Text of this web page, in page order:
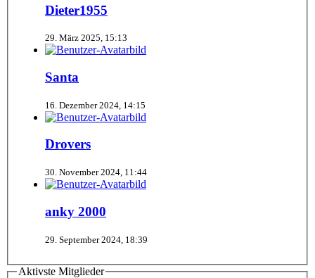
Dieter1955
29. März 2025, 15:13
Santa
16. Dezember 2024, 14:15
Drovers
30. November 2024, 11:44
anky 2000
29. September 2024, 18:39
Aktivste Mitglieder